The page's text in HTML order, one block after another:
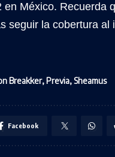
en México. Recuerda
seguir la cobertura al
Breakker,Previa,Sheamus
Facebook